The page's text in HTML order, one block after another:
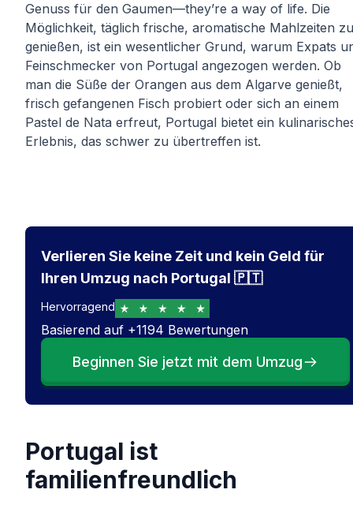
Genuss für den Gaumen—they’re a way of life. Die
Möglichkeit, täglich frische, aromatische Mahlzeiten zu
genießen, ist ein wesentlicher Grund, warum Expats
Feinschmecker von Portugal angezogen werden. Ob
man die Süße der Orangen aus dem Algarve genießt,
frisch gefangenen Fisch probiert oder sich an einem
Pastel de Nata erfreut, Portugal bietet ein
Erlebnis, das schwer zu übertreffen ist.
Verlieren Sie keine Zeit und kein Geld für
Ihren Umzug nach Portugal 🇵🇹
Hervorragend
Basierend auf +1194 Bewertungen
Beginnen Sie jetzt mit dem Umzug
Portugal ist
familienfreundlich